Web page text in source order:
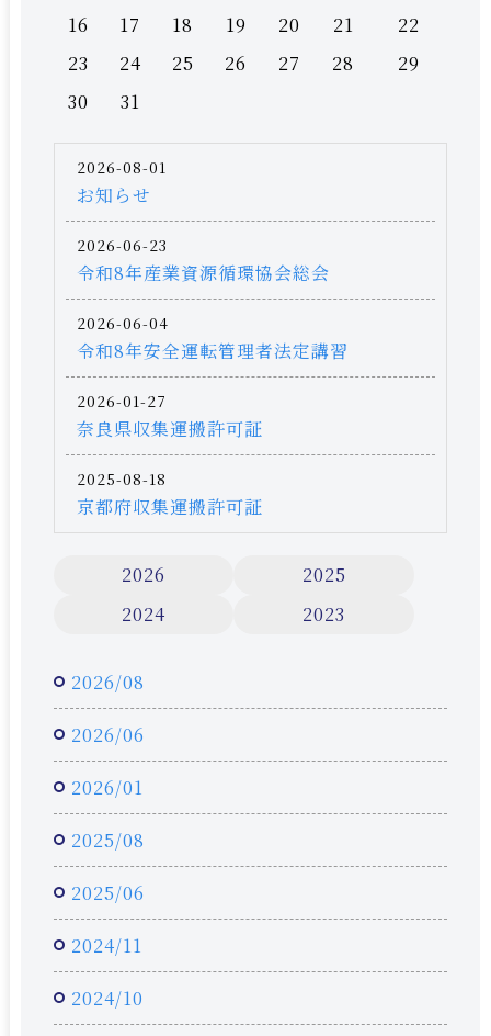
16
17 18 19 20 21
22
23
24 25 26 27 28
29
30
31
2026-08-01
お知らせ
2026-06-23
令和8年産業資源循環協会総会
2026-06-04
令和8年安全運転管理者法定講習
2026-01-27
奈良県収集運搬許可証
2025-08-18
京都府収集運搬許可証
2026
2025
2024
2023
2026/08
2026/06
2026/01
2025/08
2025/06
2024/11
2024/10